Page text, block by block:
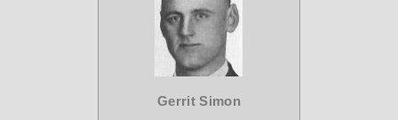
Gerrit Simon